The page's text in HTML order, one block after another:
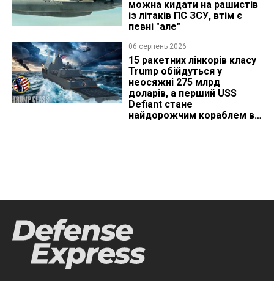
можна кидати на рашистів
із літаків ПС ЗСУ, втім є
певні "але"
06 серпень 2026
15 ракетних лінкорів класу
Trump обійдуться у
неосяжні 275 млрд
доларів, а перший USS
Defiant стане
найдорожчим кораблем в